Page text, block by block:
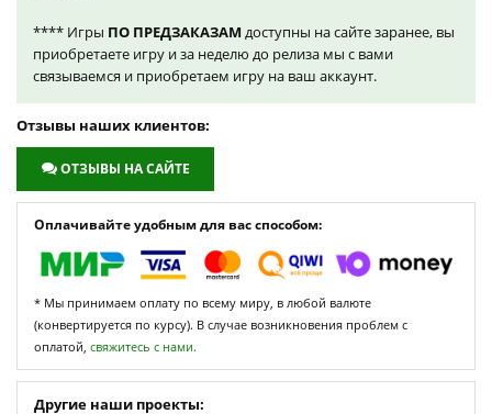
**** Игры ПО ПРЕДЗАКАЗАМ доступны на сайте заранее, вы
приобретаете игру и за неделю до релиза мы с вами
связываемся и приобретаем игру на ваш аккаунт.
Отзывы наших клиентов:
ОТЗЫВЫ НА САЙТЕ
Оплачивайте удобным для вас способом:
* Мы принимаем оплату по всему миру, в любой валюте
(конвертируется по курсу). В случае возникновения проблем с
оплатой, свяжитесь с нами.
Другие наши проекты: